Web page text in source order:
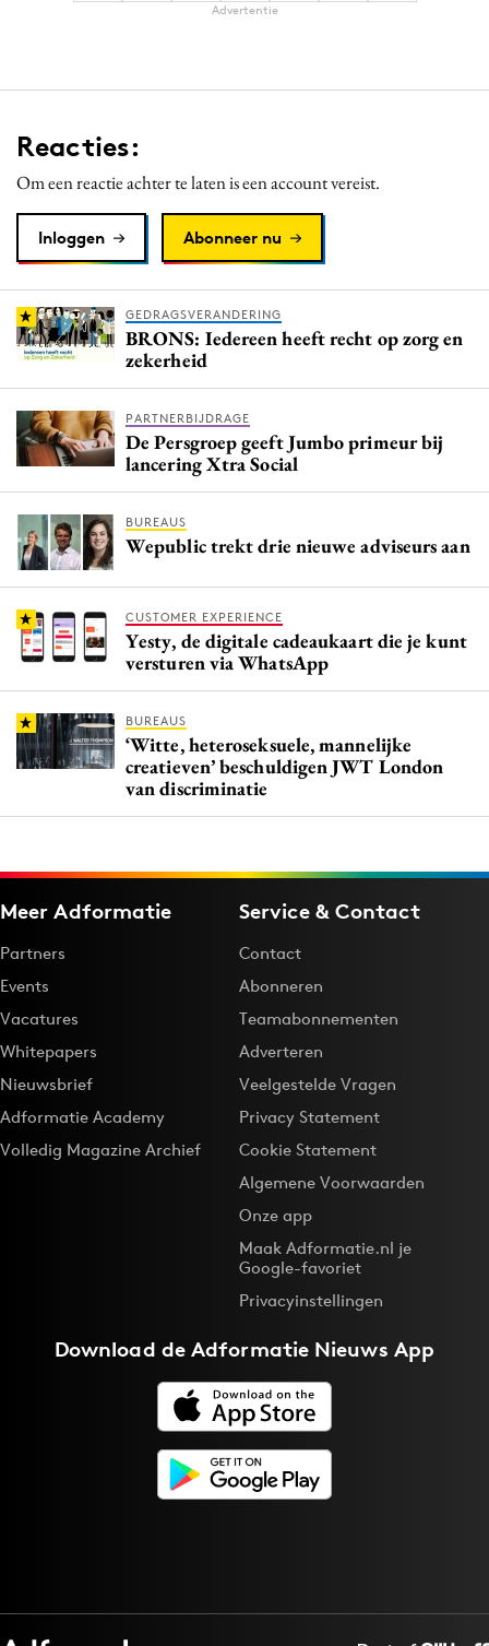
Advertentie
Reacties:
Om een reactie achter te laten is een account vereist.
Inloggen Abonneer nu
GEDRAGSVERANDERING
BRONS: Iedereen heeft recht op zorg en
zekerheid
PARTNERBIJDRAGE
De Persgroep geeft Jumbo primeur bij
lancering Xtra Social
BUREAUS
Wepublic trekt drie nieuwe adviseurs aan
CUSTOMER EXPERIENCE
Yesty, de digitale cadeaukaart die je kunt
versturen via WhatsApp
BUREAUS
‘Witte, heteroseksuele, mannelijke
creatieven’ beschuldigen JWT London
van discriminatie
Meer Adformatie
Partners
Events
Vacatures
Whitepapers
Nieuwsbrief
Adformatie Academy
Volledig Magazine Archief
Service & Contact
Contact
Abonneren
Teamabonnementen
Adverteren
Veelgestelde Vragen
Privacy Statement
Cookie Statement
Algemene Voorwaarden
Onze app
Maak Adformatie.nl je
Google-favoriet
Privacyinstellingen
Download deAdformatie Nieuws App